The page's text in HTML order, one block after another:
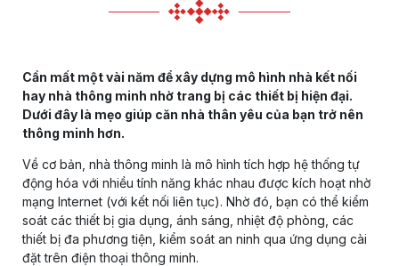
Cần mất một vài năm để xây dựng mô hình nhà kết nối
hay nhà thông minh nhờ trang bị các thiết bị hiện đại.
Dưới đây là mẹo giúp căn nhà thân yêu của bạn trở nên
thông minh hơn.
Về cơ bản, nhà thông minh là mô hình tích hợp hệ thống tự
động hóa với nhiều tính năng khác nhau được kích hoạt nhờ
mạng Internet (với kết nối liên tục). Nhờ đó, bạn có thể kiểm
soát các thiết bị gia dụng, ánh sáng, nhiệt độ phòng, các
thiết bị đa phương tiện, kiểm soát an ninh qua ứng dụng cài
đặt trên điện thoại thông minh.